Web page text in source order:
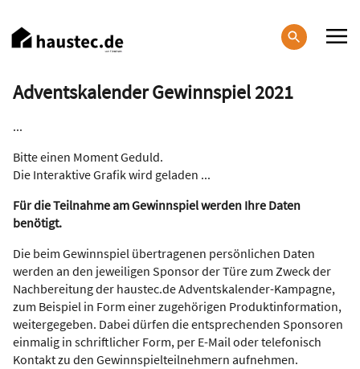
zum
Inhalt
Haupt-
Navigation
Adventskalender Gewinnspiel 2021
...
Bitte einen Moment Geduld.
Die Interaktive Grafikwird geladen ...
Für die Teilnahme am Gewinnspiel werden Ihre Daten
benötigt.
Die beim Gewinnspiel übertragenen persönlichen Daten
werden an den jeweiligen Sponsor der Türe zum Zweck der
Nachbereitung der haustec.de Adventskalender-Kampagne,
zum Beispiel in Form einer zugehörigen Produktinformation,
weitergegeben. Dabei dürfen die entsprechenden Sponsoren
einmalig in schriftlicher Form, per E-Mail oder telefonisch
Kontakt zu den Gewinnspielteilnehmern aufnehmen.